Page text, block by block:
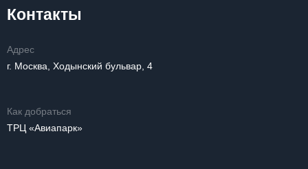
Контакты
Адрес
г. Москва, Ходынский бульвар, 4
Как добраться
ТРЦ «Авиапарк»